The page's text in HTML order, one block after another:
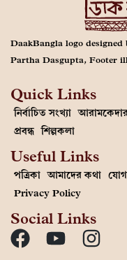
DaakBangla logo
Partha Dasgupta, Footer
Quick Links
নির্বাচিত সংখ্যা
প্রবন্ধ শিল্পকলা
Useful Links
পত্রিকা আমাদের কথা
Privacy Policy
Social Links